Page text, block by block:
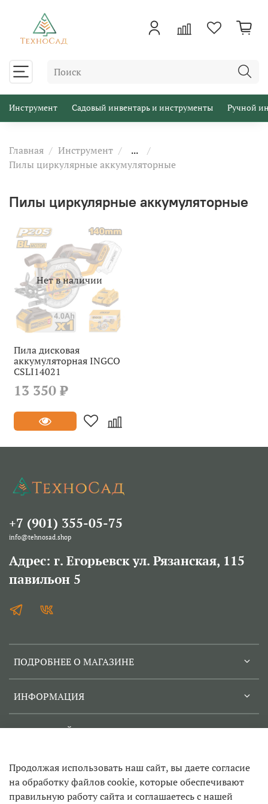
Инструмент Садовый инвентарь и инструменты Ручной
Главная Инструмент
...
Пилы циркулярные аккумуляторные
Пилы циркулярные аккумуляторные
Нет в наличии
Пила дисковая
аккумуляторная INGCO
CSLI14021
13 350 ₽
ПОДРОБНЕЕ О МАГАЗИНЕ
ИНФОРМАЦИЯ
СЕРВИСНЫЙ ЦЕНТР
+7 (901) 355-05-75
info@tehnosad.shop
Адрес: г. Егорьевск ул. Рязанская, 115
павильон 5
Продолжая использовать наш сайт, вы даете согласие
на обработку файлов cookie, которые обеспечивают
правильную работу сайта и соглашаетесь с нашей